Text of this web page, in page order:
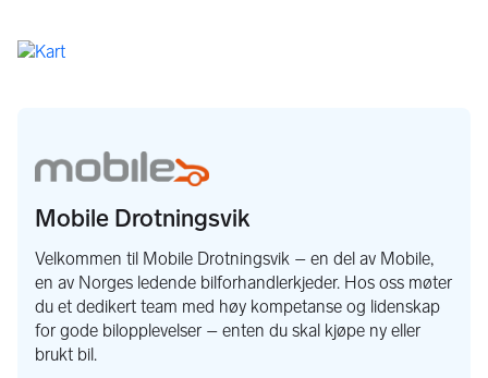
Mobile Drotningsvik
Velkommen til Mobile Drotningsvik – en del av Mobile,
en av Norges ledende bilforhandlerkjeder. Hos oss møter
du et dedikert team med høy kompetanse og lidenskap
for gode bilopplevelser – enten du skal kjøpe ny eller
brukt bil.